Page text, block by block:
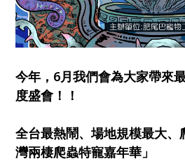
今年，6月我們會為大家帶來
度盛會！！
全台最熱鬧、場地規模最大、
灣兩棲爬蟲特寵嘉年華」